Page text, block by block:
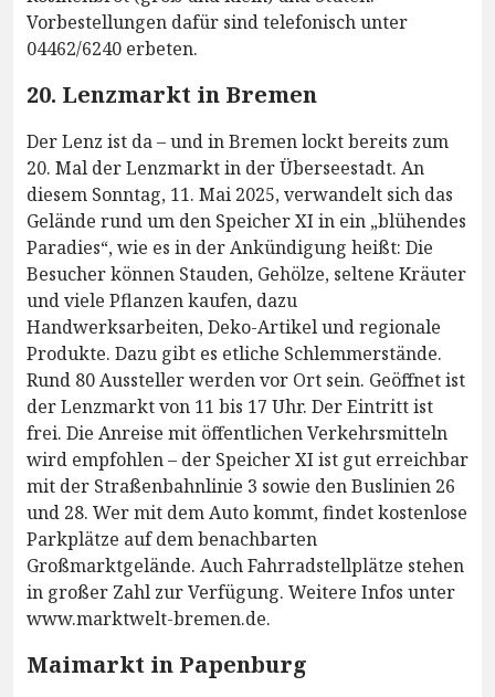
Vorbestellungen dafür sind telefonisch unter
04462/6240 erbeten.
20. Lenzmarkt in Bremen
Der Lenz ist da – und in Bremen lockt bereits zum
20. Mal der Lenzmarkt in der Überseestadt. An
diesem Sonntag, 11. Mai 2025, verwandelt sich das
Gelände rund um den Speicher XI in ein „blühendes
Paradies“, wie es in der Ankündigung heißt: Die
Besucher können Stauden, Gehölze, seltene Kräuter
und viele Pflanzen kaufen, dazu
Handwerksarbeiten, Deko-Artikel und regionale
Produkte. Dazu gibt es etliche Schlemmerstände.
Rund 80 Aussteller werden vor Ort sein. Geöffnet ist
der Lenzmarkt von 11 bis 17 Uhr. Der Eintritt ist
frei. Die Anreise mit öffentlichen Verkehrsmitteln
wird empfohlen – der Speicher XI ist gut erreichbar
mit der Straßenbahnlinie 3 sowie den Buslinien 26
und 28. Wer mit dem Auto kommt, findet kostenlose
Parkplätze auf dem benachbarten
Großmarktgelände. Auch Fahrradstellplätze stehen
in großer Zahl zur Verfügung. Weitere Infos unter
www.marktwelt-bremen.de.
Maimarkt in Papenburg